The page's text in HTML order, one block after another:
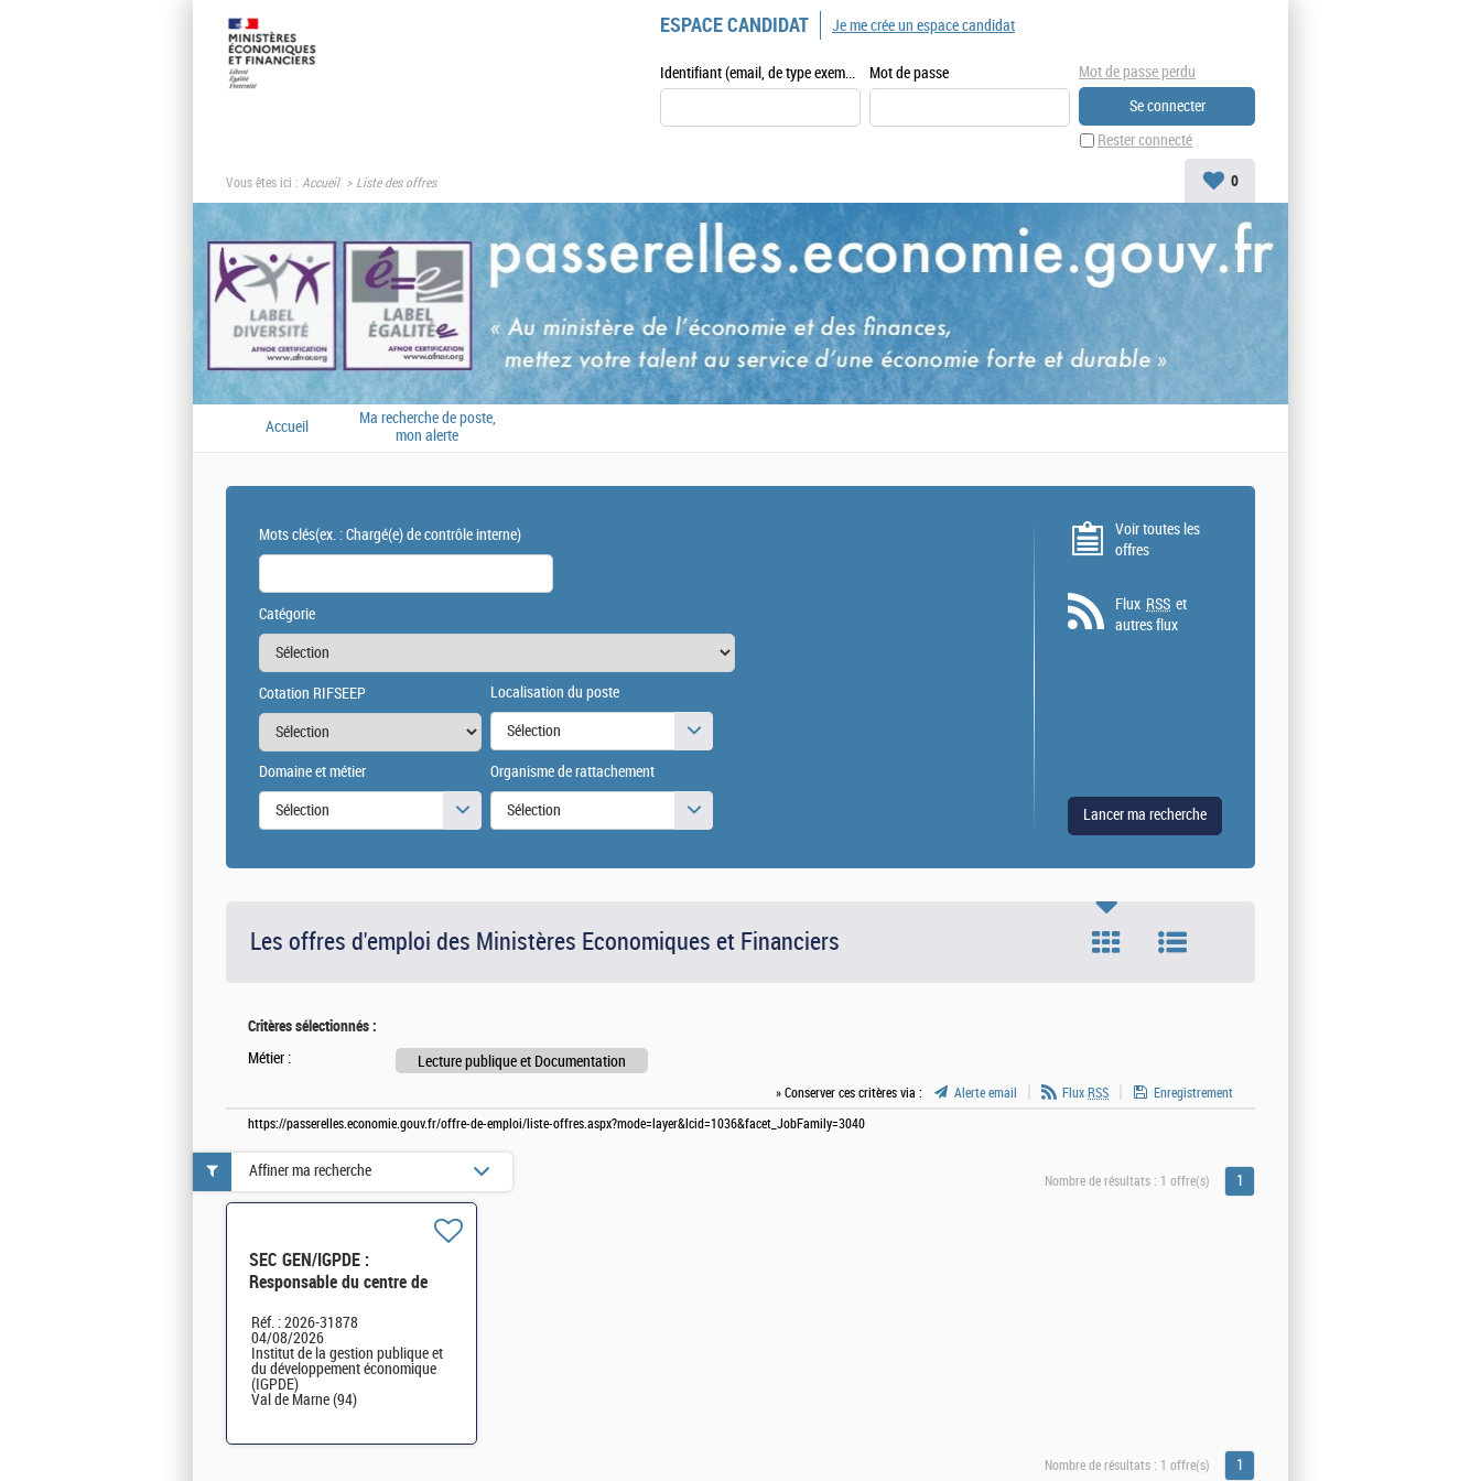
ESPACE CANDIDAT
Identifiant (email, de type exemple@exemple.fr) Mot de passe
Rester connecté
Mot de passe perdu
Je me crée un espace candidat
Vous êtes ici : Accueil Liste des offres 0
Accueil
Ma recherche de poste,
mon alerte
Mots clés(ex. : Chargé(e) de contrôle interne)
Catégorie
Cotation RIFSEEP Localisation du poste
Sélection
Domaine et métier
Sélection
Organisme de rattachement
Sélection
Voir toutes les
offres
Flux RSS et
autres flux
Les offres d'emploi des Ministères Economiques et Financiers
Critères sélectionnés :
Métier : Lecture publique et Documentation
» Conserver ces critères via : Alerte email Flux RSS
Enregistrement
https://passerelles.economie.gouv.fr/offre-de-emploi/liste-offres.aspx?mode=layer&lcid=1036&facet_JobFamily=3040
Nombre de résultats : 1 offre(s) 1
SEC GEN/IGPDE :
Responsable du centre de
H/F
Réf. : 2026-31878
04/08/2026
Institut de la gestion publique et
du développement économique
(IGPDE)
Val de Marne (94)
Affiner ma recherche
Nombre de résultats : 1 offre(s) 1